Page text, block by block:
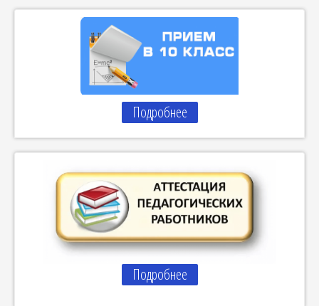
Подробнее
Подробнее